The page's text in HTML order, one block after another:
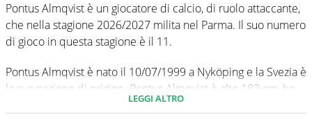
Pontus Almqvist è un giocatore di calcio, di ruolo attaccante,
che nella stagione 2026/2027 milita nel Parma. Il suo numero
di gioco in questa stagione è il 11.
Pontus Almqvist è nato il 10/07/1999 a Nyköping e la Svezia è
la sua nazione di origine. Pontus Almqvist è alto 183 cm, ha
un peso medio di 67 kg. Il suo piede di calcio in via
LEGGI ALTRO